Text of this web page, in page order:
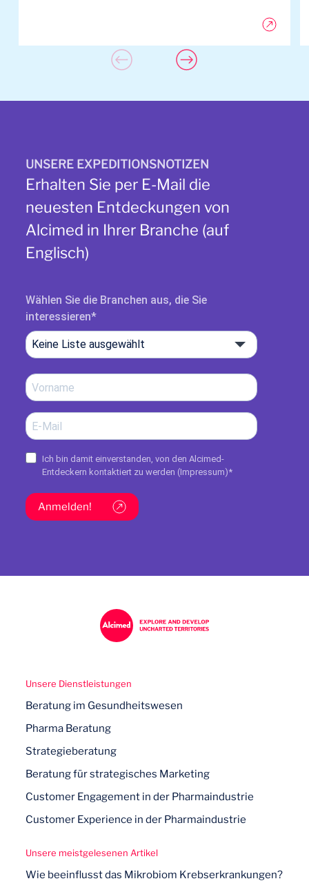
UNSERE EXPEDITIONSNOTIZEN
Erhalten Sie per E-Mail die
neuesten Entdeckungen von
Alcimed in Ihrer Branche (auf
Englisch)
Wählen Sie die Branchen aus, die Sie
interessieren
Keine Liste ausgewählt
Ich bin damit einverstanden, von den Alcimed-
Entdeckern kontaktiert zu werden (Impressum)*
Anmelden!
Unsere Dienstleistungen
Beratung im Gesundheitswesen
Pharma Beratung
Strategieberatung
Beratung für strategisches Marketing
Customer Engagement in der Pharmaindustrie
Customer Experience in der Pharmaindustrie
Unsere meistgelesenen Artikel
Wie beeinflusst das Mikrobiom Krebserkrankungen?